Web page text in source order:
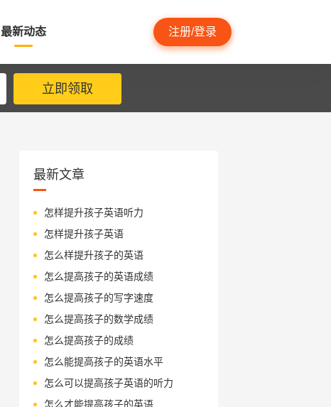
最新动态 注册/登录
立即领取
最新文章
怎样提升孩子英语听力
怎样提升孩子英语
怎么样提升孩子的英语
怎么提高孩子的英语成绩
怎么提高孩子的写字速度
怎么提高孩子的数学成绩
怎么提高孩子的成绩
怎么能提高孩子的英语水平
怎么可以提高孩子英语的听力
怎么才能提高孩子的英语